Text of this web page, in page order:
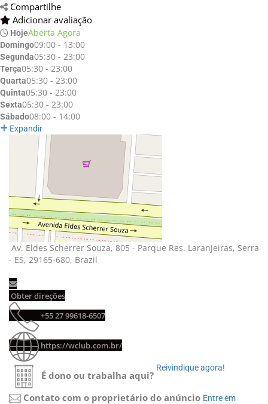
Compartilhe
Adicionar avaliação
HojeAberta Agora
Domingo09:00 - 13:00
Segunda05:30 - 23:00
Terça05:30 - 23:00
Quarta05:30 - 23:00
Quinta05:30 - 23:00
Sexta05:30 - 23:00
Sábado08:00 - 14:00
Expandir
Av. Eldes Scherrer Souza, 805 - Parque Res. Laranjeiras, Serra
- ES, 29165-680, Brazil
Obter direções
+55 27 99618-6507
https://wclub.com.br/
É dono ou trabalha aqui?
Reivindique agora!
Contato com o proprietário do anúncio Entre em